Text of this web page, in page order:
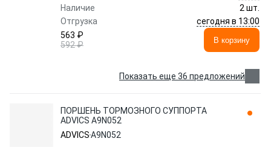
Наличие
2 шт.
Отгрузка
сегодня в 13:00
563 ₽
592 ₽
В корзину
Показать еще 36 предложений
ПОРШЕНЬ ТОРМОЗНОГО СУППОРТА
ADVICS A9N052
ADVICSA9N052